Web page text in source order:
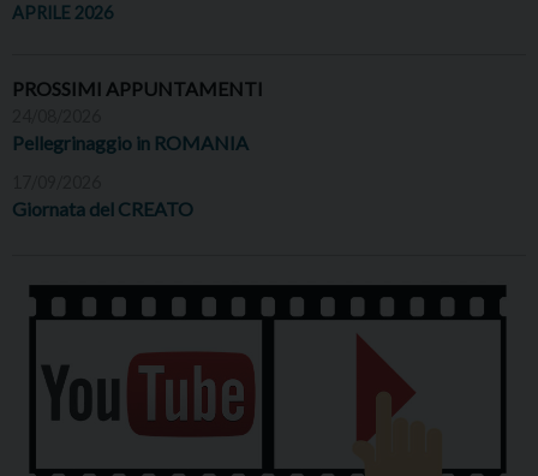
APRILE 2026
PROSSIMI APPUNTAMENTI
Pellegrinaggio in ROMANIA
Giornata del CREATO